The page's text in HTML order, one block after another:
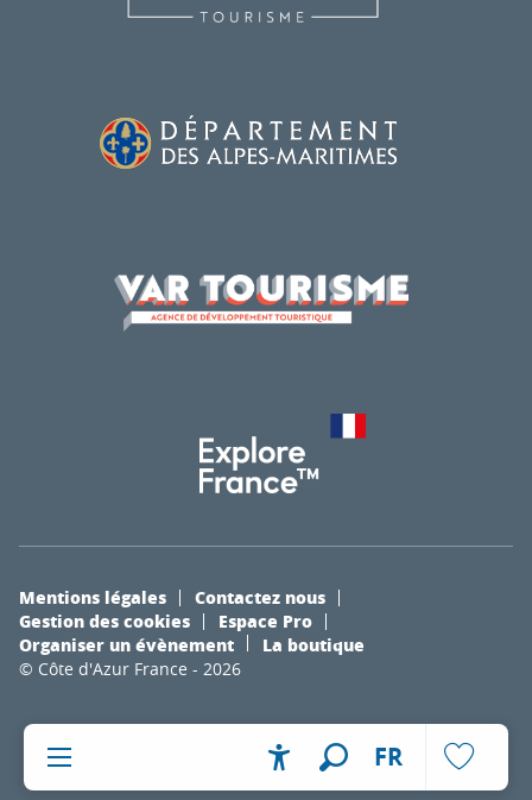
Accessibilité
FR
© Côte d'Azur France - 2026
Mentions légales
Contactez nous
Gestion des cookies
Espace Pro
Organiser un évènement
La boutique